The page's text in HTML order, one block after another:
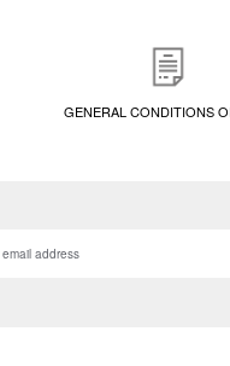
GENERAL CONDITIONS